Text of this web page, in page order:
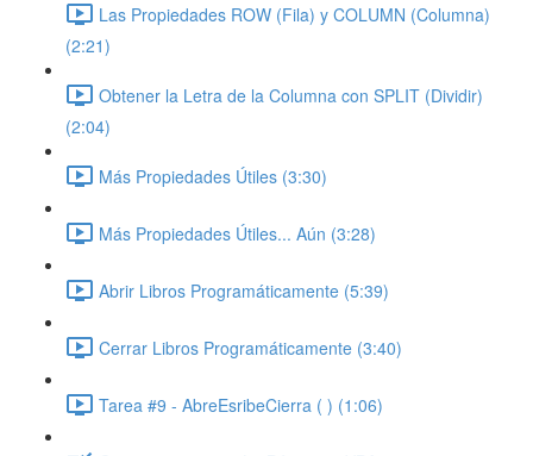
Las Propiedades ROW (Fila) y COLUMN (Columna)
(2:21)
Obtener la Letra de la Columna con SPLIT (Dividir)
(2:04)
Más Propiedades Útiles (3:30)
Más Propiedades Útiles... Aún (3:28)
Abrir Libros Programáticamente (5:39)
Cerrar Libros Programáticamente (3:40)
Tarea #9 - AbreEsribeCierra ( ) (1:06)